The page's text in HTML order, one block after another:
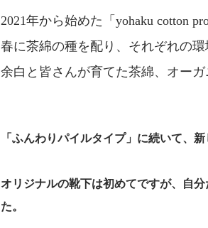
2021年から始めた「yohaku cotton
春に茶綿の種を配り、それぞれの
余白と皆さんが育てた茶綿、オー
「ふんわりパイルタイプ」に続いて、
オリジナルの靴下は初めてですが、自
た。